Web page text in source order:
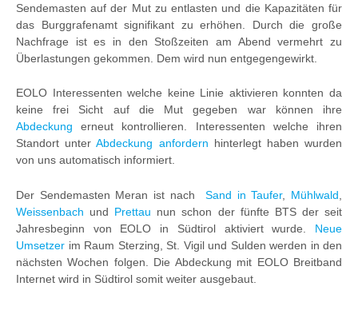
Sendemasten auf der Mut zu entlasten und die Kapazitäten für
das Burggrafenamt signifikant zu erhöhen. Durch die große
Nachfrage ist es in den Stoßzeiten am Abend vermehrt zu
Überlastungen gekommen. Dem wird nun entgegengewirkt.
EOLO Interessenten welche keine Linie aktivieren konnten da
keine frei Sicht auf die Mut gegeben war können ihre
Abdeckung erneut kontrollieren. Interessenten welche ihren
Standort unterAbdeckung anfordern hinterlegt haben wurden
von uns automatisch informiert.
Der Sendemasten Meran ist nach Sand in Taufer, Mühlwald
Weissenbach und Prettau nun schon der fünfte BTS der seit
Jahresbeginn von EOLO in Südtirol aktiviert wurde. Neue
Umsetzer im Raum Sterzing, St. Vigil und Sulden werden in den
nächsten Wochen folgen. Die Abdeckung mit EOLO Breitband
Internet wird in Südtirol somit weiter ausgebaut.